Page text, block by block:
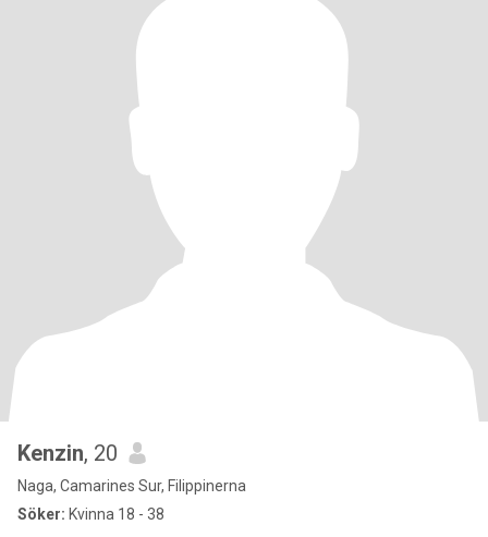
Kenzin, 20
Naga, Camarines Sur, Filippinerna
Söker: Kvinna 18 - 38